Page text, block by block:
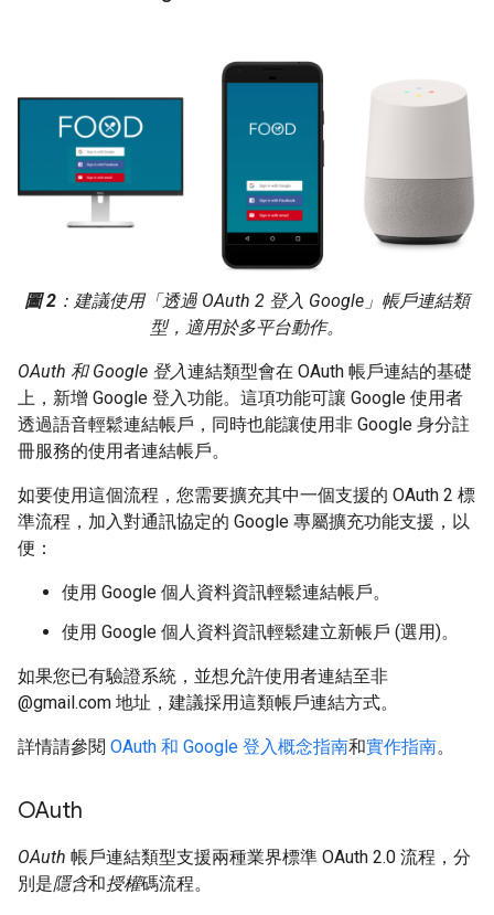
圖 2 ：建議使用「透過 OAuth 2 登入 Google」帳戶連結類
型，適用於多平台動作。
OAuth 和 Google 登入連結類型會在 OAuth 帳戶連結的基礎
上，新增 Google 登入功能。這項功能可讓 Google 使用者
透過語音輕鬆連結帳戶，同時也能讓使用非 Google 身分註
冊服務的使用者連結帳戶。
如要使用這個流程，您需要擴充其中一個支援的 OAuth 2 標
準流程，加入對通訊協定的 Google 專屬擴充功能支援，以
便：
使用 Google 個人資料資訊輕鬆連結帳戶。
使用 Google 個人資料資訊輕鬆建立新帳戶 (選用)。
如果您已有驗證系統，並想允許使用者連結至非
@gmail.com 地址，建議採用這類帳戶連結方式。
詳情請參閱 OAuth 和 Google 登入概念指南和實作指南。
OAuth
OAuth 帳戶連結類型支援兩種業界標準 OAuth 2.0 流程，分
別是隱含和授權碼流程。